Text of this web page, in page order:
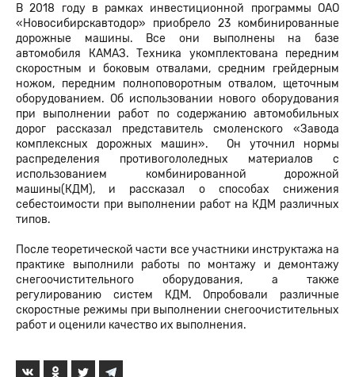
В 2018 году в рамках инвестиционной программы ОАО
«Новосибирскавтодор» приобрело 23 комбинированные
дорожные машины. Все они выполнены на базе
автомобиля КАМАЗ. Техника укомплектована передним
скоростным и боковым отвалами, средним грейдерным
ножом, передним полноповоротным отвалом, щеточным
оборудованием. Об использовании нового оборудования
при выполнении работ по содержанию автомобильных
дорог рассказал представитель смоленского «Завода
комплексных дорожных машин». Он уточнил нормы
распределения противогололедных материалов с
использованием комбинированной дорожной
машины(КДМ), и рассказал о способах снижения
себестоимости при выполнении работ на КДМ различных
типов.
После теоретической части все участники инструктажа на
практике выполнили работы по монтажу и демонтажу
снегоочистительного оборудования, а также
регулированию систем КДМ. Опробовали различные
скоростные режимы при выполнении снегоочистительных
работ и оценили качество их выполнения.